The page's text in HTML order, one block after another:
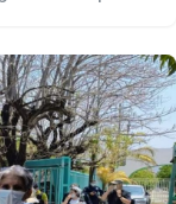
al discurso